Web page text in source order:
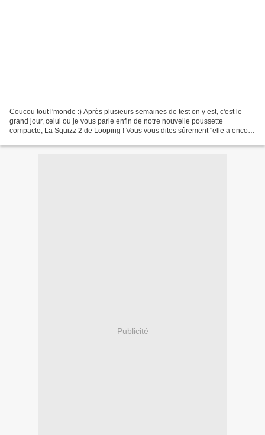
Coucou tout l'monde :) Après plusieurs semaines de test on y est, c'est le
grand jour, celui ou je vous parle enfin de notre nouvelle poussette
compacte, La Squizz 2 de Looping ! Vous vous dites sûrement "elle a encore
Publicité